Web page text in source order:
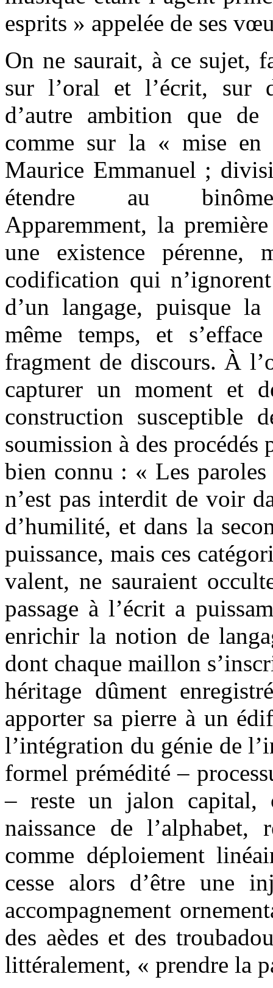
esprits » appelée de ses
On ne saurait, à ce sujet,
sur l’oral et l’écrit, sur
d’autre ambition que de
comme sur la « mise
Maurice Emmanuel ;
étendre au binôme
Apparemment, la
une existence pérenne,
codification qui
d’un langage, puisque
même temps, et
fragment de discours. À
capturer un moment et
construction susceptible
soumission à des
bien connu : « Les
n’est pas interdit de voir
d’humilité, et dans la
puissance, mais ces
valent, ne sauraient
passage à l’écrit a
enrichir la notion de
dont chaque maillon
héritage dûment
apporter sa pierre à un
l’intégration du génie de
formel prémédité –
– reste un jalon capital,
naissance de l’alphabet,
comme déploiement
cesse alors d’être une
accompagnement
des aèdes et des
littéralement, « prendre la